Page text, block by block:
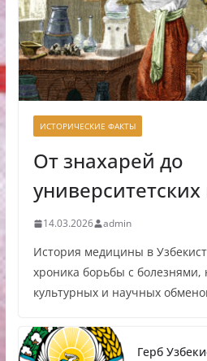
ИСТОРИЧЕСКИЕ ФАКТЫ
От знахарей до
14.03.2026 admin
История медицины в
хроника борьбы с болезнями,
культурных и научных
Герб